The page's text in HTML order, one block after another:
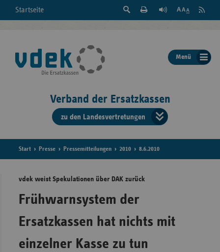
Startseite
Suche
der
Seite
Feed
Menü
Verband der Ersatzkassen
zu den Landesvertretungen
der
Start Presse Pressemitteilungen 2010 8.6.2010
vdek weist Spekulationen über DAK zurück
Frühwarnsystem der
Ersatzkassen hat nichts mit
einzelner Kasse zu tun